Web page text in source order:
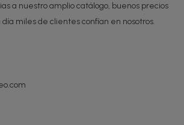
a nuestro amplio catálogo, buenos precios
día miles de clientes confían en nosotros.